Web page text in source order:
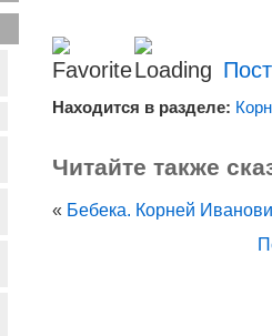
Находится в разделе:
Читайте также
« Бебека. Корней